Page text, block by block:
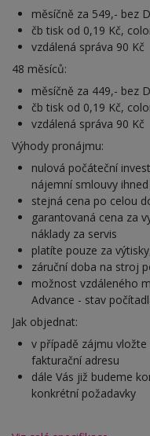
měsíčně za 549,- bez
čb tisk od 0,19 Kč,
vzdálená správa 90 Kč
48 měsíců:
měsíčně za 449,- bez
čb tisk od 0,19 Kč,
vzdálená správa 90 Kč
Výhody pronájmu:
nulová počáteční
nájemní smlouvy
stejná cena po celou
garantovaná cena za
náklady za servis
platíte pouze za
záruční doba na stroj
možnost vzdáleného
Advance - stav
Jak objednat:
v případě zájmu
fakturační adresu
dále Vás již budeme
konkrétní požadavky